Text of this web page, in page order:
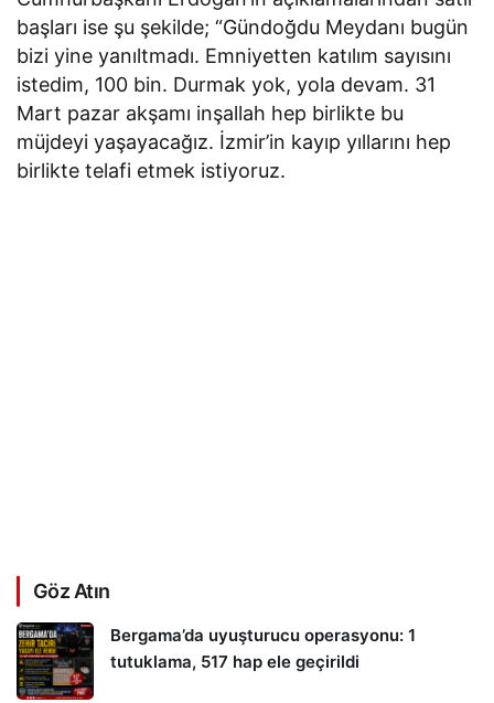
başları ise şu şekilde; “Gündoğdu Meydanı bugün
bizi yine yanıltmadı. Emniyetten katılım sayısını
istedim, 100 bin. Durmak yok, yola devam. 31
Mart pazar akşamı inşallah hep birlikte bu
müjdeyi yaşayacağız. İzmir’in kayıp yıllarını hep
birlikte telafi etmek istiyoruz.
Göz Atın
Bergama’da uyuşturucu operasyonu: 1
tutuklama, 517 hap ele geçirildi